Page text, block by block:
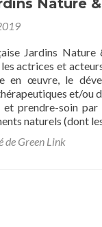
Nature
Jardins Nature
actrices et
en œuvre, le
et/ou
et prendre-soin
naturels (dont
de Green Link